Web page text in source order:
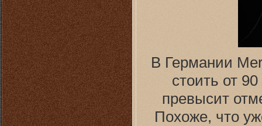
В Германии
стоить от
превысит
Похоже, что